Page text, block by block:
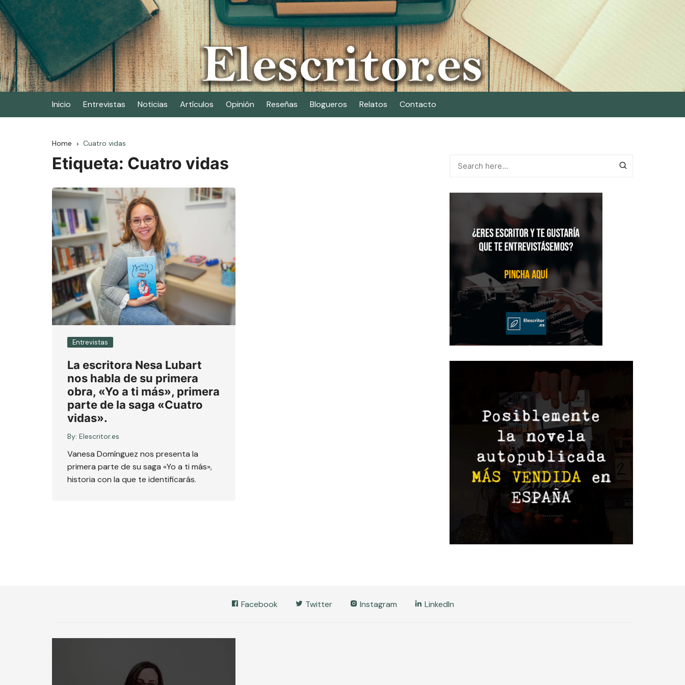
Skip
to
content
Elescritor.es
El periódico digital de los escritores
Inicio Entrevistas Noticias Artículos Opinión Reseñas Blogueros Relatos Contacto
Home Cuatro vidas
Etiqueta: Cuatro vidas
Entrevistas
La escritora Nesa Lubart
nos habla de su primera
obra, «Yo a ti más», primera
parte de la saga «Cuatro
vidas».
By: Elescritor.es
Vanesa Domínguez nos presenta la
primera parte de su saga «Yo a ti más»,
historia con la que te identificarás.
Facebook Twitter Instagram LinkedIn